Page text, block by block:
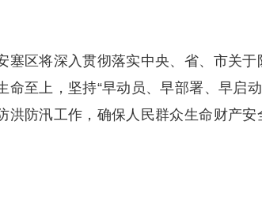
塞区将深入贯彻落实中央、省、市关
命至上，坚持“早动员、早部署、早启
洪防汛工作，确保人民群众生命财产安